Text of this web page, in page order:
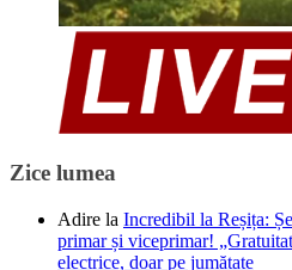
Zice lumea
Adire la Incredibil la Reșița:
primar și viceprimar!
electrice, doar pe jumătate